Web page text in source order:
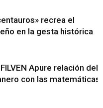
recrea el
en la gesta histórica
Apure relación del
con las matemáticas